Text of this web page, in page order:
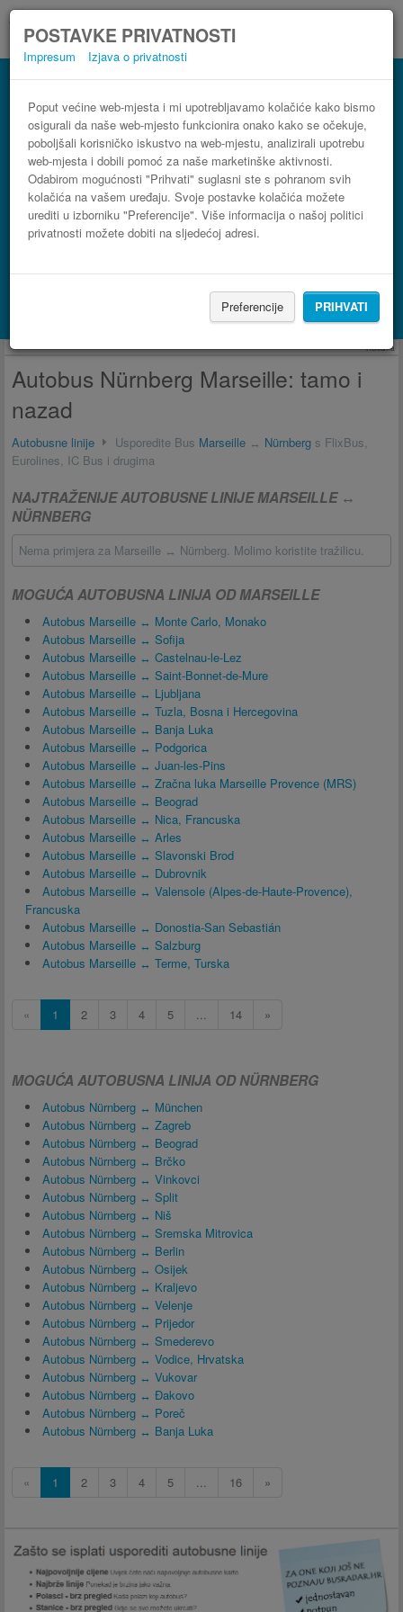
POSTAVKE PRIVATNOSTI
Impresum Izjava o privatnosti
Poput većine web-mjesta i mi upotrebljavamo kolačiće kako bismo
osigurali da naše web-mjesto funkcionira onako kako se očekuje,
poboljšali korisničko iskustvo na web-mjestu, analizirali upotrebu
web-mjesta i dobili pomoć za naše marketinške aktivnosti.
Odabirom mogućnosti "Prihvati" suglasni ste s pohranom svih
kolačića na vašem uređaju. Svoje postavke kolačića možete
urediti u izborniku "Preferencije". Više informacija o našoj politici
privatnosti možete dobiti na sljedećoj adresi.
Preferencije PRIHVATI
Autobus Marseille Nürnberg
3 koraka do najpovoljnije autobusne karte
Potraži smještaj s Booking.com
Reklama
Autobus Nürnberg Marseille: tamo i
nazad
Autobusne linije Usporedite Bus Marseille ↔ Nürnberg s FlixBus,
Eurolines, IC Bus i drugima
NAJTRAŽENIJE AUTOBUSNE LINIJE MARSEILLE ↔
NÜRNBERG
Nema primjera za Marseille ↔ Nürnberg. Molimo koristite tražilicu.
MOGUĆA AUTOBUSNA LINIJA OD MARSEILLE
Autobus Marseille ↔ Monte Carlo, Monako
Autobus Marseille ↔ Sofija
Autobus Marseille ↔ Castelnau-le-Lez
Autobus Marseille ↔ Saint-Bonnet-de-Mure
Autobus Marseille ↔ Ljubljana
Autobus Marseille ↔ Tuzla, Bosna i Hercegovina
Autobus Marseille ↔ Banja Luka
Autobus Marseille ↔ Podgorica
Autobus Marseille ↔ Juan-les-Pins
Autobus Marseille ↔ Zračna luka Marseille Provence (MRS)
Autobus Marseille ↔ Beograd
Autobus Marseille ↔ Nica, Francuska
Autobus Marseille ↔ Arles
Autobus Marseille ↔ Slavonski Brod
Autobus Marseille ↔ Dubrovnik
Autobus Marseille ↔ Valensole (Alpes-de-Haute-Provence),
Francuska
Autobus Marseille ↔ Donostia-San Sebastián
Autobus Marseille ↔ Salzburg
Autobus Marseille ↔ Terme, Turska
« 1 2 3 4 5 ... 14 »
MOGUĆA AUTOBUSNA LINIJA OD NÜRNBERG
Autobus Nürnberg ↔ München
Autobus Nürnberg ↔ Zagreb
Autobus Nürnberg ↔ Beograd
Autobus Nürnberg ↔ Brčko
Autobus Nürnberg ↔ Vinkovci
Autobus Nürnberg ↔ Split
Autobus Nürnberg ↔ Niš
Autobus Nürnberg ↔ Sremska Mitrovica
Autobus Nürnberg ↔ Berlin
Autobus Nürnberg ↔ Osijek
Autobus Nürnberg ↔ Kraljevo
Autobus Nürnberg ↔ Velenje
Autobus Nürnberg ↔ Prijedor
Autobus Nürnberg ↔ Smederevo
Autobus Nürnberg ↔ Vodice, Hrvatska
Autobus Nürnberg ↔ Vukovar
Autobus Nürnberg ↔ Đakovo
Autobus Nürnberg ↔ Poreč
Autobus Nürnberg ↔ Banja Luka
« 1 2 3 4 5 ... 16 »